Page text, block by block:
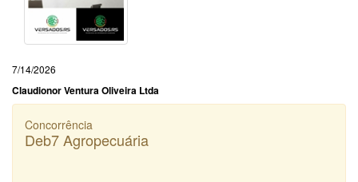
7/14/2026
Claudionor Ventura Oliveira Ltda
Concorrência
Deb7 Agropecuária